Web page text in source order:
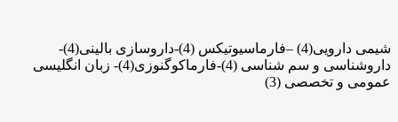
شیمی دارویی(4) – فارماسیوتیکس (4)- داروسازی بالینی(4)
-
داروشناسی و سم شناسی (4)-
فارماکوگنوزی(4)- زبان انگلیسی
عمومی و تخصصی (3)